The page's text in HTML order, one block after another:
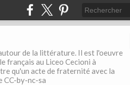
de la littérature. Il est l'oeuvre
français au Liceo Cecioni à
qu'un acte de fraternité avec la
CC-by-nc-sa